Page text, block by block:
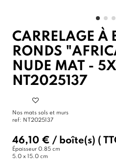
CARRELAGE À
RONDS
NUDE MAT -
NT2025137
Nos mats sols et murs
ref: NT2025137
46,10 € / boîte(s) (
Épaisseur 0.85 cm
5.0 x 15.0 cm